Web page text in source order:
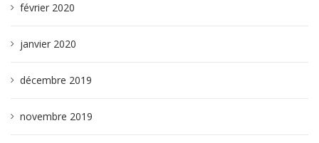
février 2020
janvier 2020
décembre 2019
novembre 2019